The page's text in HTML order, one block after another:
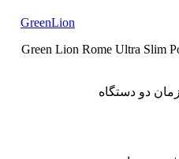
GreenLion
Green Lion Rome Ultra Slim